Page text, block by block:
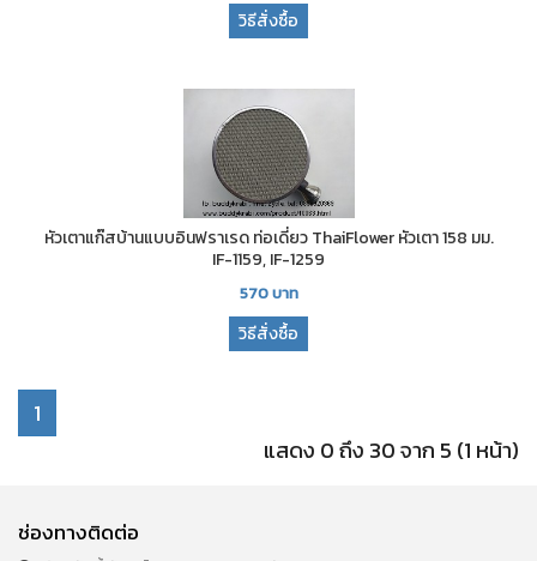
วิธีสั่งซื้อ
หัวเตาแก๊สบ้านแบบอินฟราเรด ท่อเดี่ยว ThaiFlower หัวเตา 158 มม.
IF-1159, IF-1259
570บาท
วิธีสั่งซื้อ
1
แสดง 0 ถึง 30 จาก 5 (1 หน้า)
ช่องทางติดต่อ